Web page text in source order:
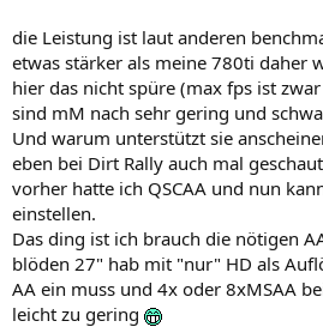
die Leistung ist laut anderen
etwas stärker als meine 780ti daher
hier das nicht spüre (max fps ist
sind mM nach sehr gering und
Und warum unterstützt sie
eben bei Dirt Rally auch mal
vorher hatte ich QSCAA und nun
einstellen.
Das ding ist ich brauch die nötigen
blöden 27" hab mit "nur" HD als
AA ein muss und 4x oder 8xMSAA
leicht zu gering